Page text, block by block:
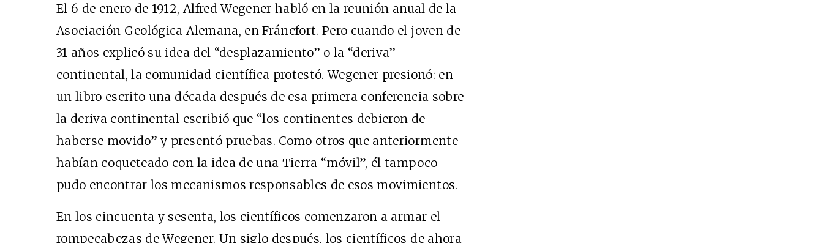
El 6 de enero de 1912, Alfred Wegener habló en la reunión anual de la
Asociación Geológica Alemana, en Fráncfort. Pero cuando el joven de
31 años explicó su idea del “desplazamiento” o la “deriva”
continental, la comunidad científica protestó. Wegener presionó: en
un libro escrito una década después de esa primera conferencia sobre
la deriva continental escribió que “los continentes debieron de
haberse movido” y presentó pruebas. Como otros que anteriormente
habían coqueteado con la idea de una Tierra “móvil”, él tampoco
pudo encontrar los mecanismos responsables de esos movimientos.
En los cincuenta y sesenta, los científicos comenzaron a armar el
rompecabezas de Wegener. Un siglo después, los científicos de ahora